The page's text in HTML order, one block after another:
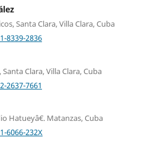
Santa Clara, Villa Clara, Cuba
8339-2836
Clara, Villa Clara, Cuba
2637-7661
Hatueyâ€. Matanzas, Cuba
6066-232X